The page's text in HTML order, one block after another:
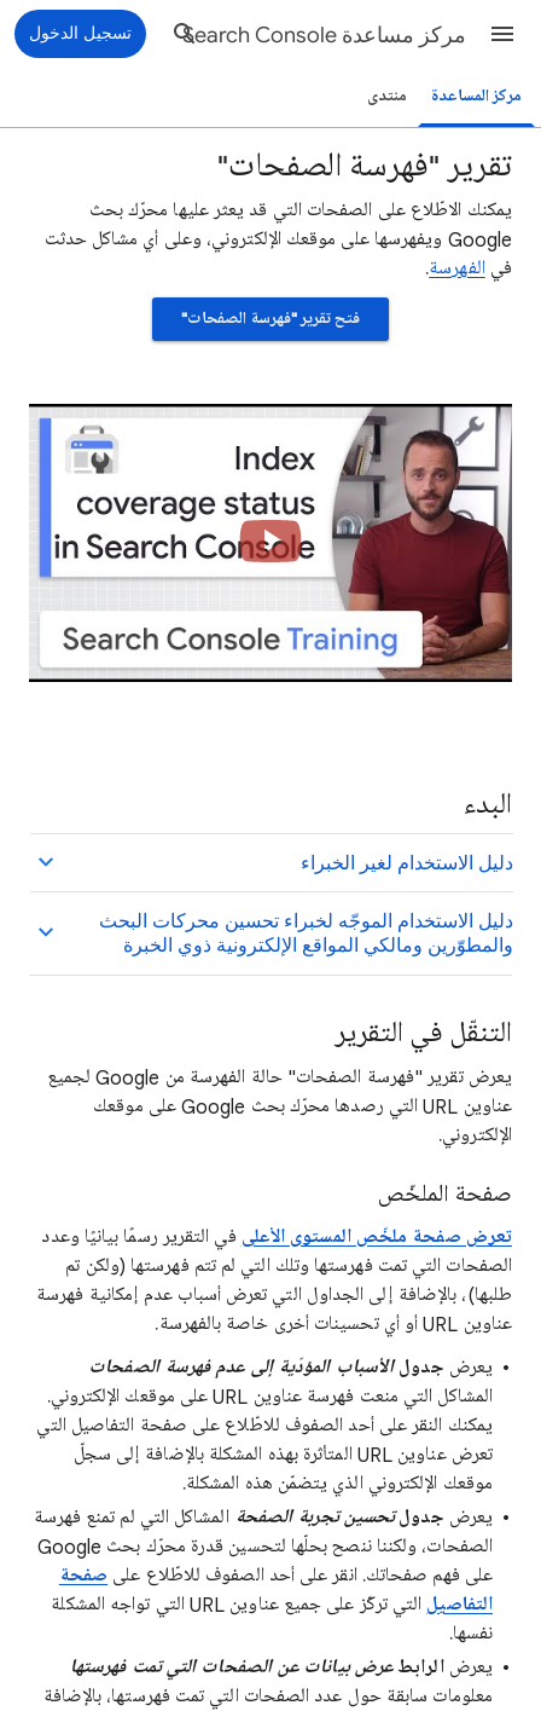
مركز مساعدة Search Console تسجيل الدخول
مركز المساعدة منتدى
تقرير "فهرسة الصفحات"
يمكنك الاطّلاع على الصفحات التي قد يعثر عليها محرّك بحث
Google ويفهرسها على موقعك الإلكتروني، وعلى أي مشاكل حدثت
فيالفهرسة.
فتح تقرير "فهرسة الصفحات"
البدء
دليل الاستخدام لغير الخبراء
دليل الاستخدام الموجّه لخبراء تحسين محركات البحث
والمطوّرين ومالكي المواقع الإلكترونية ذوي الخبرة
التنقّل في التقرير
يعرض تقرير "فهرسة الصفحات" حالة الفهرسة من Google لجميع
عناوين URL التي رصدها محرّك بحث Google على موقعك
الإلكتروني.
صفحة الملخّص
تعرض صفحة ملخّص المستوى الأعلى في التقرير رسمًا بيانيًا وعدد
الصفحات التي تمت فهرستها وتلك التي لم تتم فهرستها (ولكن تم
طلبها)، بالإضافة إلى الجداول التي تعرض أسباب عدم إمكانية فهرسة
عناوين URL أو أي تحسينات أخرى خاصة بالفهرسة.
يعرض جدولالأسباب المؤدّية إلى عدم فهرسة الصفحات
المشاكل التي منعت فهرسة عناوين URL على موقعك الإلكتروني.
يمكنك النقر على أحد الصفوف للاطّلاع على صفحة التفاصيل التي
تعرض عناوين URL المتأثرة بهذه المشكلة بالإضافة إلى سجلّ
موقعك الإلكتروني الذي يتضمّن هذه المشكلة.
يعرض جدولتحسين تجربة الصفحة المشاكل التي لم تمنع فهرسة
الصفحات، ولكننا ننصح بحلّها لتحسين قدرة محرّك بحث Google
على فهم صفحاتك. انقر على أحد الصفوف للاطّلاع على صفحة
التفاصيل
التي تركّز على جميع عناوين URL التي تواجه المشكلة
نفسها.
يعرضالرابطعرض بيانات عن الصفحات التي تمت فهرستها
معلومات سابقة حول عدد الصفحات التي تمت فهرستها، بالإضافة